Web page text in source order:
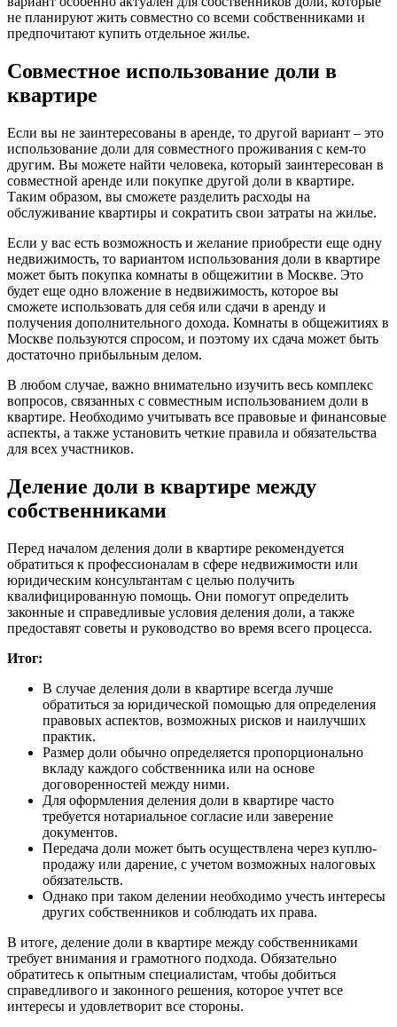
не планируют жить совместно со всеми собственниками и
предпочитают купить отдельное жилье.
Совместное использование доли в
квартире
Если вы не заинтересованы в аренде, то другой вариант – это
использование доли для совместного проживания с кем-то
другим. Вы можете найти человека, который заинтересован в
совместной аренде или покупке другой доли в квартире.
Таким образом, вы сможете разделить расходы на
обслуживание квартиры и сократить свои затраты на жилье.
Если у вас есть возможность и желание приобрести еще одну
недвижимость, то вариантом использования доли в квартире
может быть покупка комнаты в общежитии в Москве. Это
будет еще одно вложение в недвижимость, которое вы
сможете использовать для себя или сдачи в аренду и
получения дополнительного дохода. Комнаты в общежитиях в
Москве пользуются спросом, и поэтому их сдача может быть
достаточно прибыльным делом.
В любом случае, важно внимательно изучить весь комплекс
вопросов, связанных с совместным использованием доли в
квартире. Необходимо учитывать все правовые и финансовые
аспекты, а также установить четкие правила и обязательства
для всех участников.
Деление доли в квартире между
собственниками
Перед началом деления доли в квартире рекомендуется
обратиться к профессионалам в сфере недвижимости или
юридическим консультантам с целью получить
квалифицированную помощь. Они помогут определить
законные и справедливые условия деления доли, а также
предоставят советы и руководство во время всего процесса.
Итог:
В случае деления доли в квартире всегда лучше
обратиться за юридической помощью для определения
правовых аспектов, возможных рисков и наилучших
практик.
Размер доли обычно определяется пропорционально
вкладу каждого собственника или на основе
договоренностей между ними.
Для оформления деления доли в квартире часто
требуется нотариальное согласие или заверение
документов.
Передача доли может быть осуществлена через куплю-
продажу или дарение, с учетом возможных налоговых
обязательств.
Однако при таком делении необходимо учесть интересы
других собственников и соблюдать их права.
В итоге, деление доли в квартире между собственниками
требует внимания и грамотного подхода. Обязательно
обратитесь к опытным специалистам, чтобы добиться
справедливого и законного решения, которое учтет все
интересы и удовлетворит все стороны.